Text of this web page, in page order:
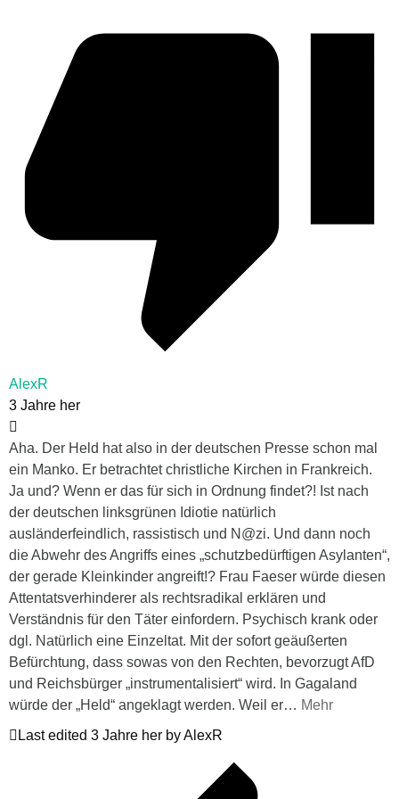
AlexR
3 Jahre her
Aha. Der Held hat also in der deutschen Presse schon mal
ein Manko. Er betrachtet christliche Kirchen in Frankreich.
Ja und? Wenn er das für sich in Ordnung findet?! Ist nach
der deutschen linksgrünen Idiotie natürlich
ausländerfeindlich, rassistisch und N@zi. Und dann noch
die Abwehr des Angriffs eines „schutzbedürftigen Asylanten“,
der gerade Kleinkinder angreift!? Frau Faeser würde diesen
Attentatsverhinderer als rechtsradikal erklären und
Verständnis für den Täter einfordern. Psychisch krank oder
dgl. Natürlich eine Einzeltat. Mit der sofort geäußerten
Befürchtung, dass sowas von den Rechten, bevorzugt AfD
und Reichsbürger „instrumentalisiert“ wird. In Gagaland
würde der „Held“ angeklagt werden. Weil er… Mehr
Last edited 3 Jahre her by AlexR